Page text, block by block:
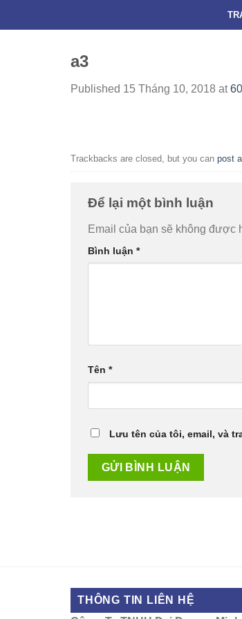
a3
Published 15 Tháng 10, 2018 at
Trackbacks are closed, but you can post
Để lại một bình luận
Email của bạn sẽ không được
Bình luận *
Tên *
Lưu tên của tôi, email, và
THÔNG TIN LIÊN HỆ